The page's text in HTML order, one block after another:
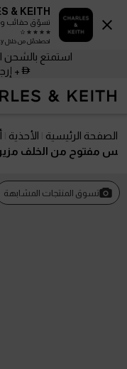
استمتع بالشحن
+
الصفحة الرئيسية الأحذية
س مفتوح من الخلف مزين
تسوق المنتجات المشابهة
& KEITH
تسوّق حقائب
احصلحمّل من خلال Google Play